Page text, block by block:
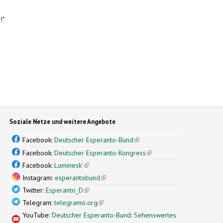
Soziale Netze und weitere Angebote
Facebook:Deutscher Esperanto-Bund(link is external)
Facebook:Deutscher Esperanto-Kongress(link is external)
Facebook:Luminesk'(link is external)
Instagram:esperantobund(link is external)
Twitter:Esperanto_D(link is external)
Telegram:telegramo.org(link is external)
YouTube:Deutscher Esperanto-Bund: Sehenswertes